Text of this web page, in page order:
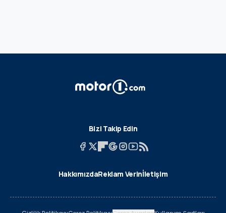
Bizi Takip Edin
HakkımızdaReklam Verinİletişim